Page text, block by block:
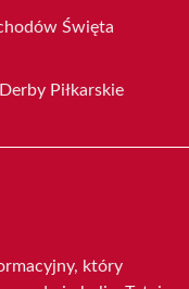
Święta
Piłkarskie
który